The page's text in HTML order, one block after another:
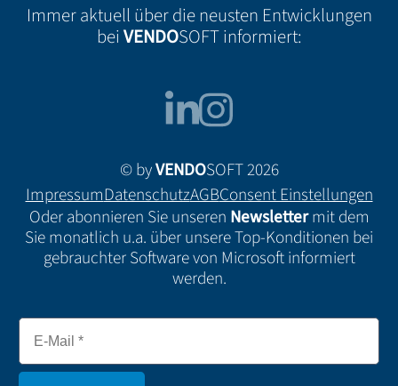
Immer aktuell über die neusten Entwicklungen
bei VENDOSOFT informiert:
© byVENDOSOFT 2026
ImpressumDatenschutzAGBConsent Einstellungen
Oder abonnieren Sie unseren Newslettermit dem
Sie monatlich u.a. über unsere Top-Konditionen bei
gebrauchter Software von Microsoft informiert
werden.